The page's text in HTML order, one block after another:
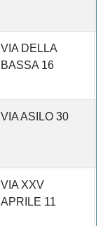
VIA DELLA
BASSA 16
VIA ASILO 30
VIA XXV
APRILE 11